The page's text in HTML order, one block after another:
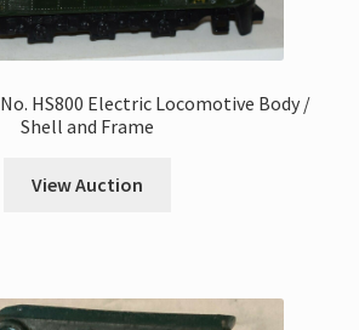
HS800 Electric Locomotive Body /
Shell and Frame
View Auction